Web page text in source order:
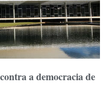
a democracia de